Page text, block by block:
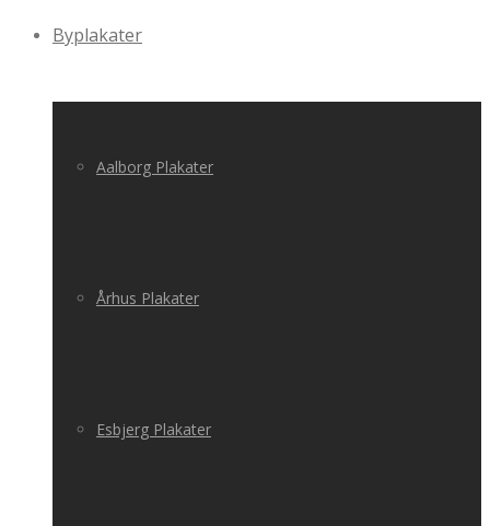
Byplakater
Aalborg Plakater
Århus Plakater
Esbjerg Plakater